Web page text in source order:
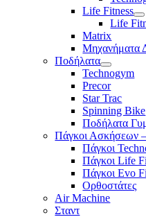
Life Fitness
Life
Matrix
Μηχανήματα
Ποδήλατα
Technogym
Precor
Star Trac
Spinning Bike
Ποδήλατα
Πάγκοι Ασκήσεων
Πάγκοι
Πάγκοι Life
Πάγκοι Evo
Ορθοστάτες
Air Machine
Σταντ